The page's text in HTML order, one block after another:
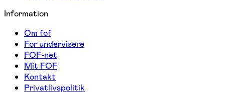
Information
Om fof
For undervisere
FOF-net
Mit FOF
Kontakt
Privatlivspolitik